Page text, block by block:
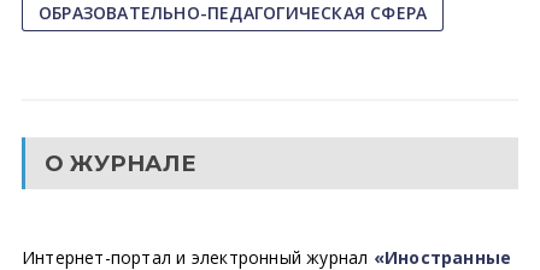
ОБРАЗОВАТЕЛЬНО-ПЕДАГОГИЧЕСКАЯ СФЕРА
О ЖУРНАЛЕ
Интернет-портал и электронный журнал «Иностранные